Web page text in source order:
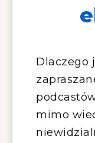
Dlaczego
mimo